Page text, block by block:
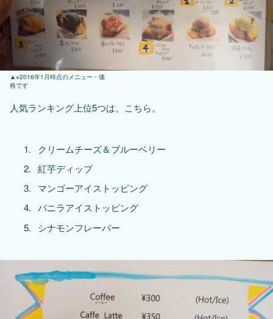
※2016年1月時点のメニュー・価
格です
人気ランキング上位5つは、こちら。
クリームチーズ＆ブルーベリー
紅芋ディップ
マンゴーアイストッピング
バニラアイストッピング
シナモンフレーバー